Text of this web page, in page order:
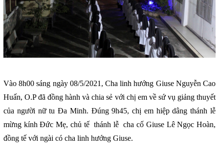
Vào 8h00 sáng ngày 08/5/2021, Cha linh hướng Giuse Nguyễn Cao
Huấn, O.P đã đồng hành và chia sẻ với chị em về sứ vụ giảng thuyết
của người nữ tu Đa Minh. Đúng 9h45, chị em hiệp dâng thánh lễ
mừng kính Đức Mẹ, chủ tế thánh lễ cha cố Giuse Lê Ngọc Hoàn,
đồng tế với ngài có cha linh hướng Giuse.